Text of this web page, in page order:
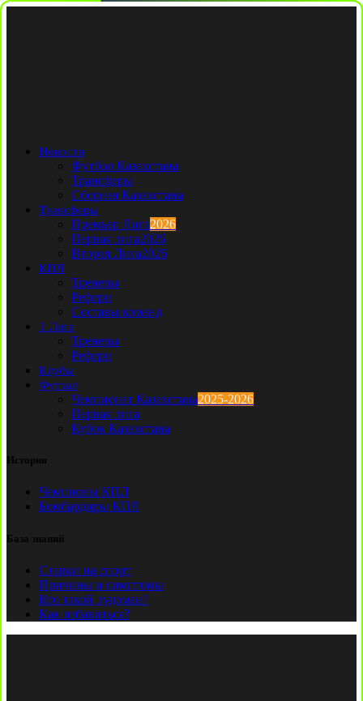
Новости
Футбол Казахстана
Трансферы
Сборная Казахстана
Трансферы
Премьер Лига2026
Первая лига2026
Вторая Лига2026
КПЛ
Тренеры
Рефери
Составы команд
1 Лига
Тренеры
Рефери
Клубы
Футзал
Чемпионат Казахстана2025-2026
Первая лига
Кубок Казахстана
История
Чемпионы КПЛ
Бомбардиры КПЛ
База знаний
Ставки на спорт
Причины и симптомы
Кто такой лудоман?
Как избавиться?